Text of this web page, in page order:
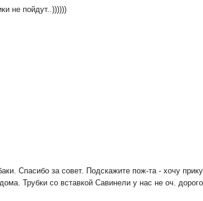
не пойдут..))))))
Спасибо за совет. Подскажите пож-та - хочу
Трубки со вставкой Савинели у нас не оч.